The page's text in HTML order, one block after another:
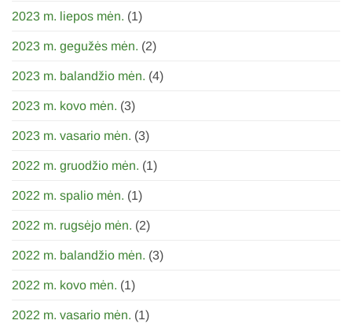
2023 m. liepos mėn. (1)
2023 m. gegužės mėn. (2)
2023 m. balandžio mėn. (4)
2023 m. kovo mėn. (3)
2023 m. vasario mėn. (3)
2022 m. gruodžio mėn. (1)
2022 m. spalio mėn. (1)
2022 m. rugsėjo mėn. (2)
2022 m. balandžio mėn. (3)
2022 m. kovo mėn. (1)
2022 m. vasario mėn. (1)